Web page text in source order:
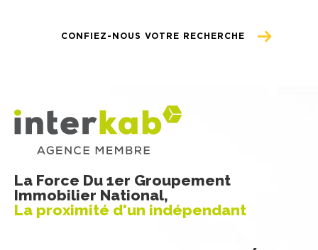
CONFIEZ-NOUS VOTRE RECHERCHE
La Force Du 1er Groupement
Immobilier National,
La proximité d'un indépendant